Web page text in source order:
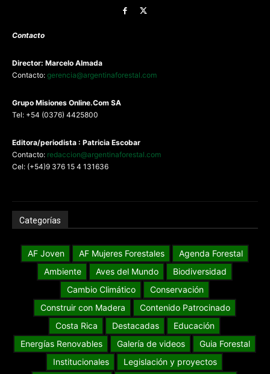
Contacto
Director: Marcelo Almada
Contacto: gerencia@argentinaforestal.com
Grupo Misiones Online.Com SA
Tel: +54 (0376) 4425800
Editora/periodista : Patricia Escobar
Contacto: redaccion@argentinaforestal.com
Cel: (+54)9 376 15 4 131636
Categorías
AF Joven AF Mujeres Forestales
Agenda Forestal
Ambiente
Aves del Mundo
Biodiversidad
Cambio Climático
Conservación
Construir con Madera
Contenido Patrocinado
Costa Rica
Destacadas
Educación
Energías Renovables
Galería de videos
Guia Forestal
Institucionales
Legislación y proyectos